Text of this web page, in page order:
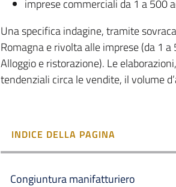
imprese commerciali da 1 a 500
Una specifica indagine, tramite
Romagna e rivolta alle imprese (da 1
Alloggio e ristorazione). Le
tendenziali circa le vendite, il volume
INDICE DELLA PAGINA
Congiuntura manifatturiero